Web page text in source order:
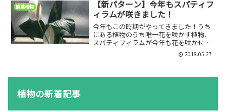
な状態になったかご報告で...
観葉植物
【新パターン】今年もスパティフ
ィラムが咲きました！
今年もこの時期がやってきました！うち
にある植物のうち唯一花を咲かす植物、
スパティフィラムが今年も花を咲かせま
した！今年の咲き方はちょっと変わって
いるので、変わった花の咲き方をご紹介
2018.05.27
植物の新着記事